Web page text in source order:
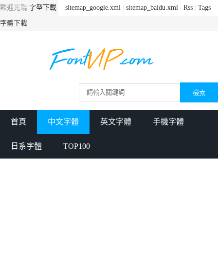
sitemap_google.xml sitemap_baidu.xml Rss Tags
歡迎光臨 字型下載
字體下載
首頁 中文字體 英文字體 手機字體
日系字體 TOP100